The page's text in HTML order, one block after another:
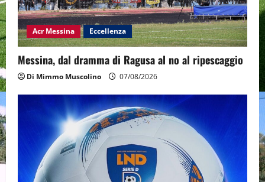
Acr Messina Eccellenza
Messina, dal dramma di Ragusa al no al ripescaggio
Di Mimmo Muscolino 07/08/2026